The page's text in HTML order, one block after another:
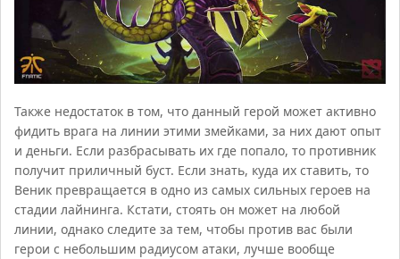
Также недостаток в том, что данный герой может активно
фидить врага на линии этими змейками, за них дают опыт
и деньги. Если разбрасывать их где попало, то противник
получит приличный буст. Если знать, куда их ставить, то
Веник превращается в одно из самых сильных героев на
стадии лайнинга. Кстати, стоять он может на любой
линии, однако следите за тем, чтобы против вас были
герои с небольшим радиусом атаки, лучше вообще